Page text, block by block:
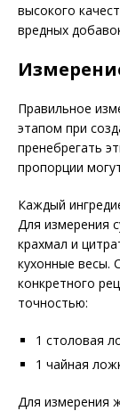
высокого
вредных
Правильное
этапом при
пренебрегать
пропорции
Каждый
Для измерения
крахмал и
кухонные весы.
конкретного
точностью:
1 столовая
1 чайная
Для измерения